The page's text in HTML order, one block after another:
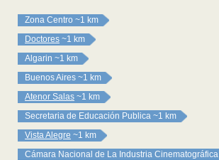
Zona Centro ~1 km
Doctores ~1 km
Algarin ~1 km
Buenos Aires ~1 km
Atenor Salas ~1 km
Secretaria de Educación Publica ~1 km
Vista Alegre ~1 km
Cámara Nacional de La Industria Cinematográfica